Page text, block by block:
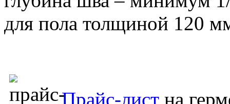
для пола толщиной 120
Прайс-лист на